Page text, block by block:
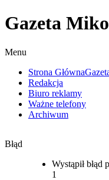
Gazeta
Menu
Strona Główna
Redakcja
Biuro reklamy
Ważne telefony
Archiwum
Błąd
Wystąpił
1